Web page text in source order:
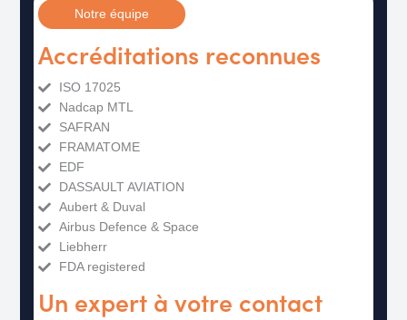
Notre équipe
Accréditations reconnues
ISO 17025
Nadcap MTL
SAFRAN
FRAMATOME
EDF
DASSAULT AVIATION
Aubert & Duval
Airbus Defence & Space
Liebherr
FDA registered
Un expert à votre contact